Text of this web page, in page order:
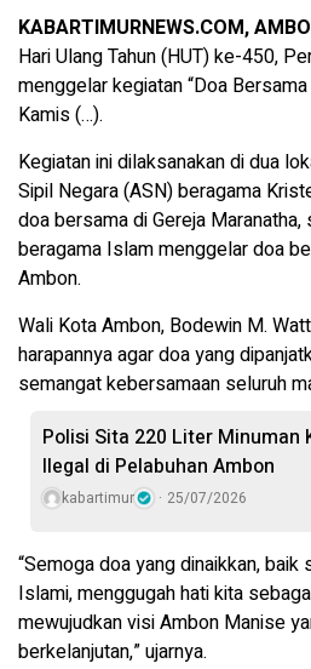
KABARTIMURNEWS.COM,
Hari Ulang Tahun (HUT) ke-450,
menggelar kegiatan “Doa
Kamis (…).
Kegiatan ini dilaksanakan di dua
Sipil Negara (ASN) beragama
doa bersama di Gereja
beragama Islam menggelar doa
Ambon.
Wali Kota Ambon, Bodewin M.
harapannya agar doa yang
semangat kebersamaan seluruh
Polisi Sita 220 Liter Minuman
Ilegal di Pelabuhan Ambon
kabartimur 25/07/2026
“Semoga doa yang dinaikkan, baik
Islami, menggugah hati kita
mewujudkan visi Ambon Manise
berkelanjutan,” ujarnya.